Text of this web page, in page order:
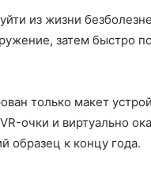
из жизни
затем быстро
только макет
очки и виртуально
образец к концу года.